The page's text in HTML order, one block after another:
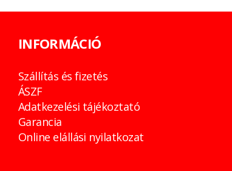
INFORMÁCIÓ
Szállítás és fizetés
ÁSZF
Adatkezelési tájékoztató
Garancia
Online elállási nyilatkozat